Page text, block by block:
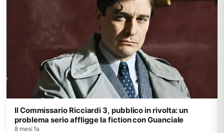
Il Commissario Ricciardi 3, pubblico in rivolta: un
problema serio affligge la fiction con Guanciale
8 mesi fa